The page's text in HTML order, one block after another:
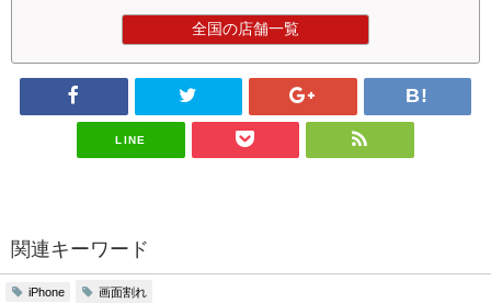
全国の店舗一覧
LINE
関連キーワード
iPhone 画面割れ